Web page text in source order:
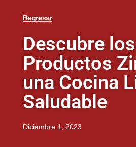
Regresar
Descubre
Productos
una Cocina
Saludable
Diciembre 1, 2023